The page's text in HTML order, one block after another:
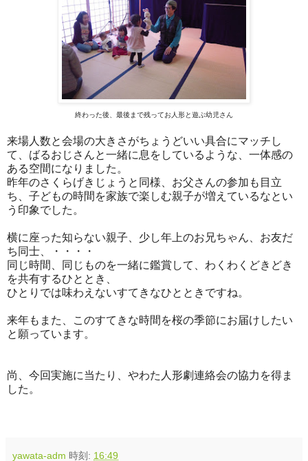
終わった後、最後まで残ってお人形と遊ぶ幼児さん
来場人数と会場の大きさがちょうどいい具合にマッチし
て、ばるおじさんと一緒に息をしているような、一体感の
ある空間になりました。
昨年のさくらげきじょうと同様、お父さんの参加も目立
ち、子どもの時間を家族で楽しむ親子が増えているなとい
う印象でした。
横に座った知らない親子、少し年上のお兄ちゃん、お友だ
ち同士、・・・・
同じ時間、同じものを一緒に鑑賞して、わくわくどきどき
を共有するひととき、
ひとりでは味わえないすてきなひとときですね。
来年もまた、このすてきな時間を桜の季節にお届けしたい
と願っています。
尚、今回実施に当たり、やわた人形劇連絡会の協力を得ま
した。
yawata-adm 時刻: 16:49